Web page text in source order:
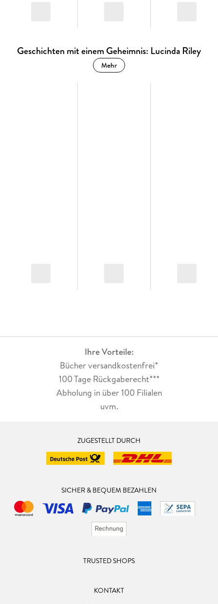
Geschichten mit einem Geheimnis: Lucinda Riley
Mehr
Ihre Vorteile:
Bücher versandkostenfrei*
100 Tage Rückgaberecht***
Abholung in über 100 Filialen
uvm.
ZUGESTELLT DURCH
SICHER & BEQUEM BEZAHLEN
TRUSTED SHOPS
KONTAKT